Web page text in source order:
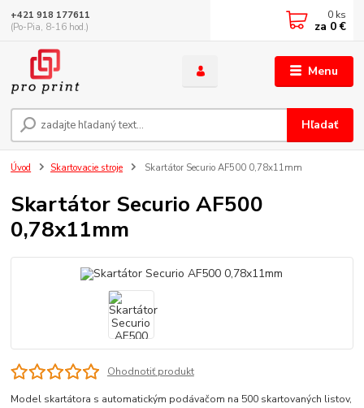
Menu
Hľadať
+421 918 177611
(Po-Pia, 8-16 hod.)
0 ks
za 0 €
Úvod Skartovacie stroje Skartátor Securio AF500 0,78x11mm
Skartátor Securio AF500
0,78x11mm
Ohodnotiť produkt
Model skartátora s automatickým podávačom na 500 skartovaných listov,